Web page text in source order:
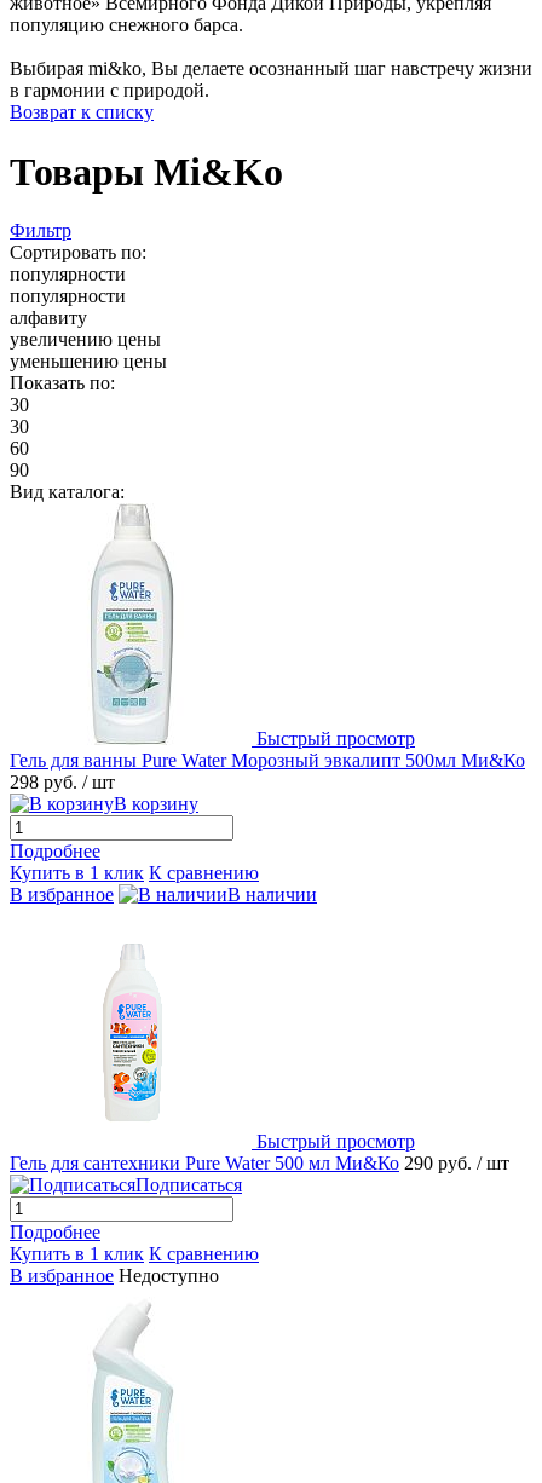
популяцию снежного барса.
Выбирая mi&ko, Вы делаете осознанный шаг навстречу жизни
в гармонии с природой.
Возврат к списку
Товары Mi&Ko
Фильтр
Сортировать по:
популярности
популярности
алфавиту
увеличению цены
уменьшению цены
Показать по:
30
30
60
90
Вид каталога:
Быстрый просмотр
Гель для ванны Pure Water Морозный эвкалипт 500мл Ми&Ко
298 руб. / шт
В корзину
Подробнее
Купить в 1 клик К сравнению
В избранное
В наличии
Быстрый просмотр
Гель для сантехники Pure Water 500 мл Ми&Ко 290 руб. / шт
Подписаться
Подробнее
Купить в 1 клик К сравнению
В избранное Недоступно